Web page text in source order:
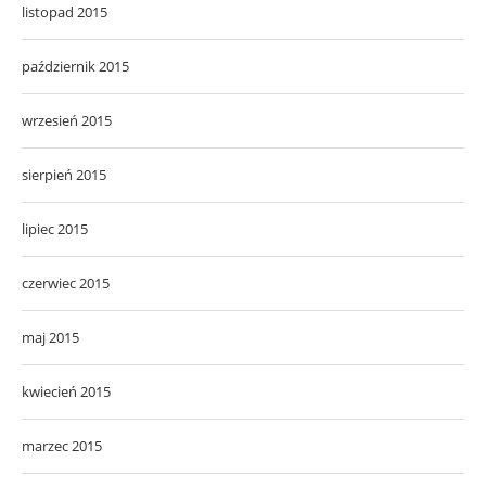
listopad 2015
październik 2015
wrzesień 2015
sierpień 2015
lipiec 2015
czerwiec 2015
maj 2015
kwiecień 2015
marzec 2015